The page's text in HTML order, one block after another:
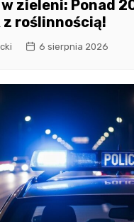
w zieleni: Ponad
roślinnością!
6 sierpnia 2026